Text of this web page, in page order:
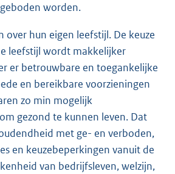
worden.
over hun eigen leefstijl. De keuze
leefstijl wordt makkelijker
er betrouwbare en toegankelijke
en bereikbare voorzieningen
zo min mogelijk
gezond te kunnen leven. Dat
met ge- en verboden,
en keuzebeperkingen vanuit de
van bedrijfsleven, welzijn,